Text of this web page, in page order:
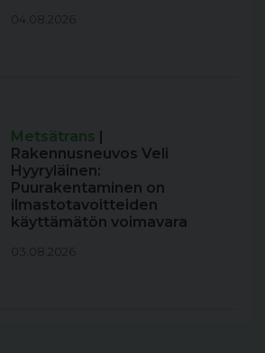
04.08.2026
Metsätrans
Rakennusneuvos Veli
Hyyryläinen:
Puurakentaminen on
ilmastotavoitteiden
käyttämätön voimavara
03.08.2026